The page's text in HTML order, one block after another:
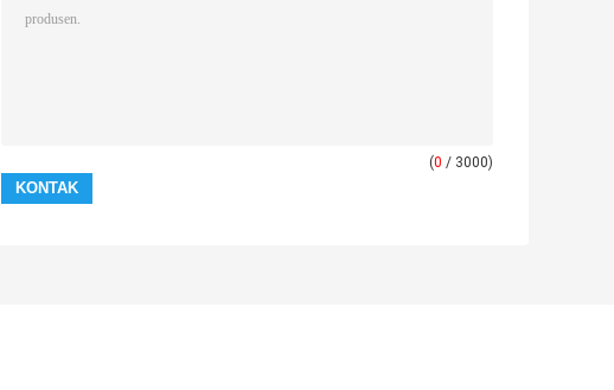
(0 / 3000)